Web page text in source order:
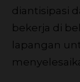
diantisipasi
bekerja di
lapangan